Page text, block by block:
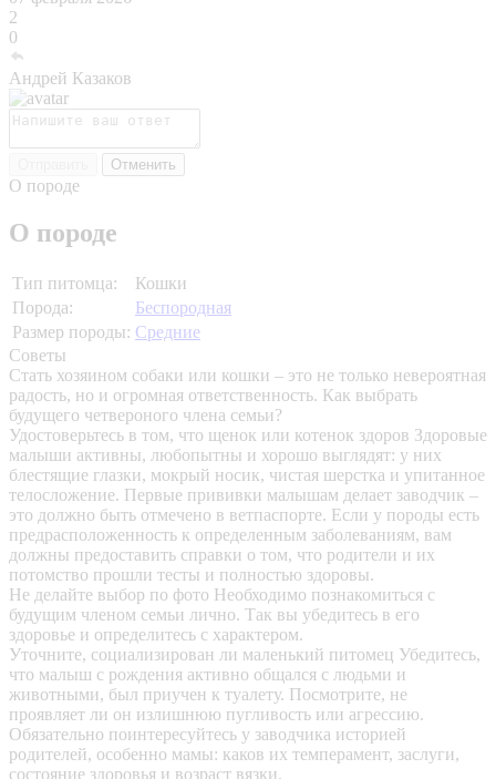
2
0
Андрей Казаков
Отменить
О породе
О породе
Тип питомца:
Кошки
Порода:
Беспородная
Размер породы: Средние
Советы
Стать хозяином собаки или кошки – это не только невероятная
радость, но и огромная ответственность. Как выбрать
будущего четвероного члена семьи?
Удостоверьтесь в том, что щенок или котенок здоров Здоровые
малыши активны, любопытны и хорошо выглядят: у них
блестящие глазки, мокрый носик, чистая шерстка и упитанное
телосложение. Первые прививки малышам делает заводчик –
это должно быть отмечено в ветпаспорте. Если у породы есть
предрасположенность к определенным заболеваниям, вам
должны предоставить справки о том, что родители и их
потомство прошли тесты и полностью здоровы.
Не делайте выбор по фото Необходимо познакомиться с
будущим членом семьи лично. Так вы убедитесь в его
здоровье и определитесь с характером.
Уточните, социализирован ли маленький питомец Убедитесь,
что малыш с рождения активно общался с людьми и
животными, был приучен к туалету. Посмотрите, не
проявляет ли он излишнюю пугливость или агрессию.
Обязательно поинтересуйтесь у заводчика историей
родителей, особенно мамы: каков их темперамент, заслуги,
состояние здоровья и возраст вязки.